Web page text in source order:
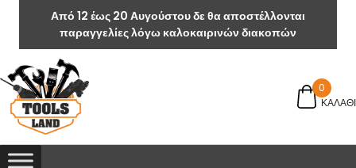
Από 12 έως 20 Αυγούστου δε θα αποστέλλονται
παραγγελίες λόγω καλοκαιρινών διακοπών
ΚΑΛΑΘΙ
0